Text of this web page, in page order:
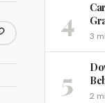
link 4 3
5 2